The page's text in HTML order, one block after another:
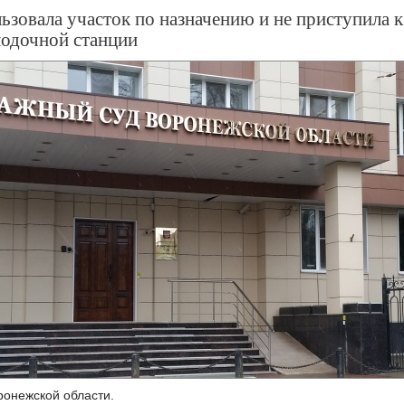
участок по назначению и не приступила к
станции
области.